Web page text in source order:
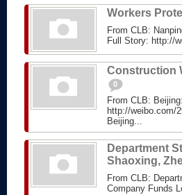
Workers
From CLB:
Full Story: http://
Construction
0
From CLB:
http://weibo.com/
Beijing...
Department
Shaoxing,
From CLB:
Company Funds